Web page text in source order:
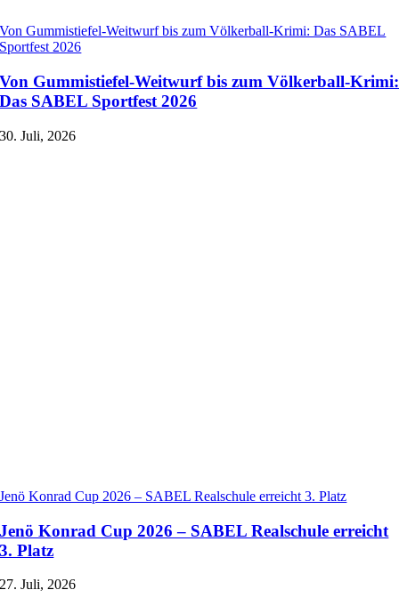
Von Gummistiefel-Weitwurf bis zum Völkerball-Krimi: Das SABEL
Sportfest 2026
Von Gummistiefel-Weitwurf bis zum Völkerball-Krimi:
Das SABEL Sportfest 2026
30. Juli, 2026
Jenö Konrad Cup 2026 – SABEL Realschule erreicht 3. Platz
Jenö Konrad Cup 2026 – SABEL Realschule erreicht
3. Platz
27. Juli, 2026